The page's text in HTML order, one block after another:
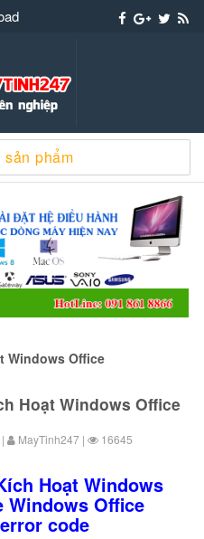
8866 cài win
sản phẩm
Windows Office
Hoạt Windows Office
| MayTinh247 | 16645
Hoạt Windows
Windows Office
code